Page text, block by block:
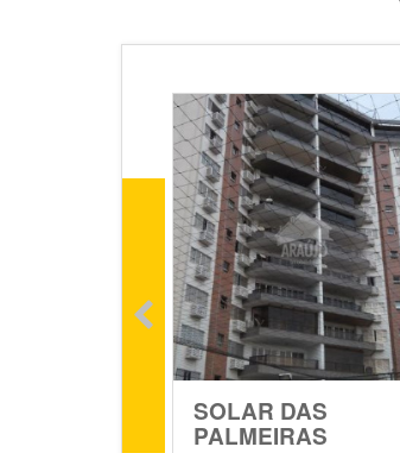
SOLAR DAS
PALMEIRAS